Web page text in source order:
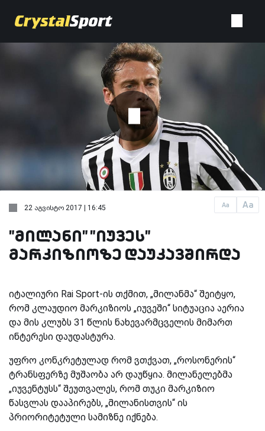
Aa Aa
22 აგვისტო 2017 | 16:45
"მილანი" "იუვეს"
მარკიზიოზე დაუკავშირდა
იტალიური Rai Sport-ის თქმით, „მილანმა“ შეიტყო,
რომ კლაუდიო მარკიზიოს „იუვეში“ სიტუაცია აერია
და მის კლუბს 31 წლის ნახევარმცველის მიმართ
ინტერესი დაუდასტურა.
უფრო კონკრეტულად რომ ვთქვათ, „როსონერის“
ტრანსფერზე მუშაობა არ დაუწყია. მილანელებმა
„იუვენტუსს“ შეუთვალეს, რომ თუკი მარკიზიო
წასვლას დააპირებს, „მილანისთვის“ ის
პრიორიტეტული სამიზნე იქნება.